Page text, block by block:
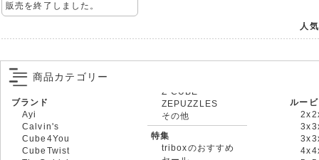
販売を終了しました。
人
商品カテゴリー
ブランド
Ayi
Calvin's
Cube4You
CubeTwist
ZEPUZZLES
その他
特集
triboxのおすすめ
ルー